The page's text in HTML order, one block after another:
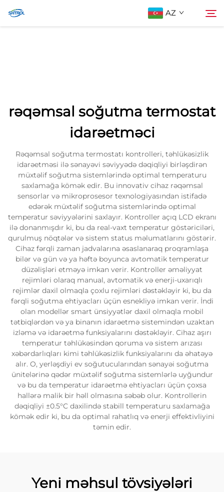
AZ
Əlaqə saxlayın
rəqəmsal soğutma termostat
idarəetməci
Rəqəmsal soğutma termostatı kontrolleri, təhlükəsizlik
idarəetməsi ilə sənayəvi səviyyədə dəqiqliyi birləşdirən
müxtəlif soğutma sistemlərində optimal temperaturu
saxlamağa kömək edir. Bu innovativ cihaz rəqəmsal
sensorlar və mikroprosesor texnologiyasından istifadə
edərək müxtəlif soğutma sistemlərində optimal
temperatur səviyyələrini saxlayır. Kontroller açıq LCD ekranı
ilə donanmışdır ki, bu da real-vaxt temperatur göstəriciləri,
qurulmuş nöqtələr və sistem status məlumatlarını göstərir.
Cihaz fərqli zaman jadvalarına əsaslanaraq proqramlaşa
bilər və gün və ya həftə boyunca avtomatik temperatur
düzəlişləri etməyə imkan verir. Kontroller əməliyyat
rejimləri olaraq manual, avtomatik və enerji-uxarıqlı
rejimlər daxil olmaqla çoxlu rejimləri dəstəkləyir ki, bu da
fərqli soğutma ehtiyacları üçün esnekliyə imkan verir. İndi
olan modellər smart ünsiyyətlər daxil olmaqla mobil
tətbiqlərdən və ya binanın idarəetmə sistemindən uzaktan
izləmə və idarəetmə funksiyalarını dəstəkləyir. Cihaz aşırı
temperatur təhlükəsindən qoruma və sistem arızası
xəbərdarlıqları kimi təhlükəsizlik funksiyalarını da əhatəyə
alır. O, yerləşdiyi ev soğutucularından sənayəi soğutma
ünitelərinə qədər müxtəlif soğutma sistemlərlə uyğundur
və bu da temperatur idarəetmə ehtiyacları üçün çoxsa
hallərə malik bir həll olmasına səbəb olur. Kontrollerin
dəqiqliyi ±0.5°C daxilində stabill temperaturu saxlamağa
kömək edir ki, bu da optimal rahatlıq və enerji effektivliyini
təmin edir.
Yeni məhsul tövsiyələri